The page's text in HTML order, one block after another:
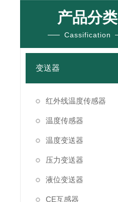
产品分类
Cassification
变送器
红外线温度传感器
温度传感器
温度变送器
压力变送器
液位变送器
CE互感器